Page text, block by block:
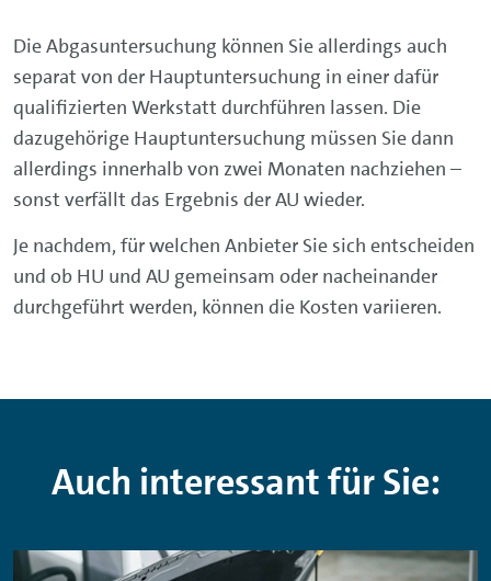
Die Abgasuntersuchung können Sie allerdings auch
separat von der Hauptuntersuchung in einer dafür
qualifizierten Werkstatt durchführen lassen. Die
dazugehörige Hauptuntersuchung müssen Sie dann
allerdings innerhalb von zwei Monaten nachziehen –
sonst verfällt das Ergebnis der AU wieder.
Je nachdem, für welchen Anbieter Sie sich entscheiden
und ob HU und AU gemeinsam oder nacheinander
durchgeführt werden, können die Kosten variieren.
Auch interessant für Sie: